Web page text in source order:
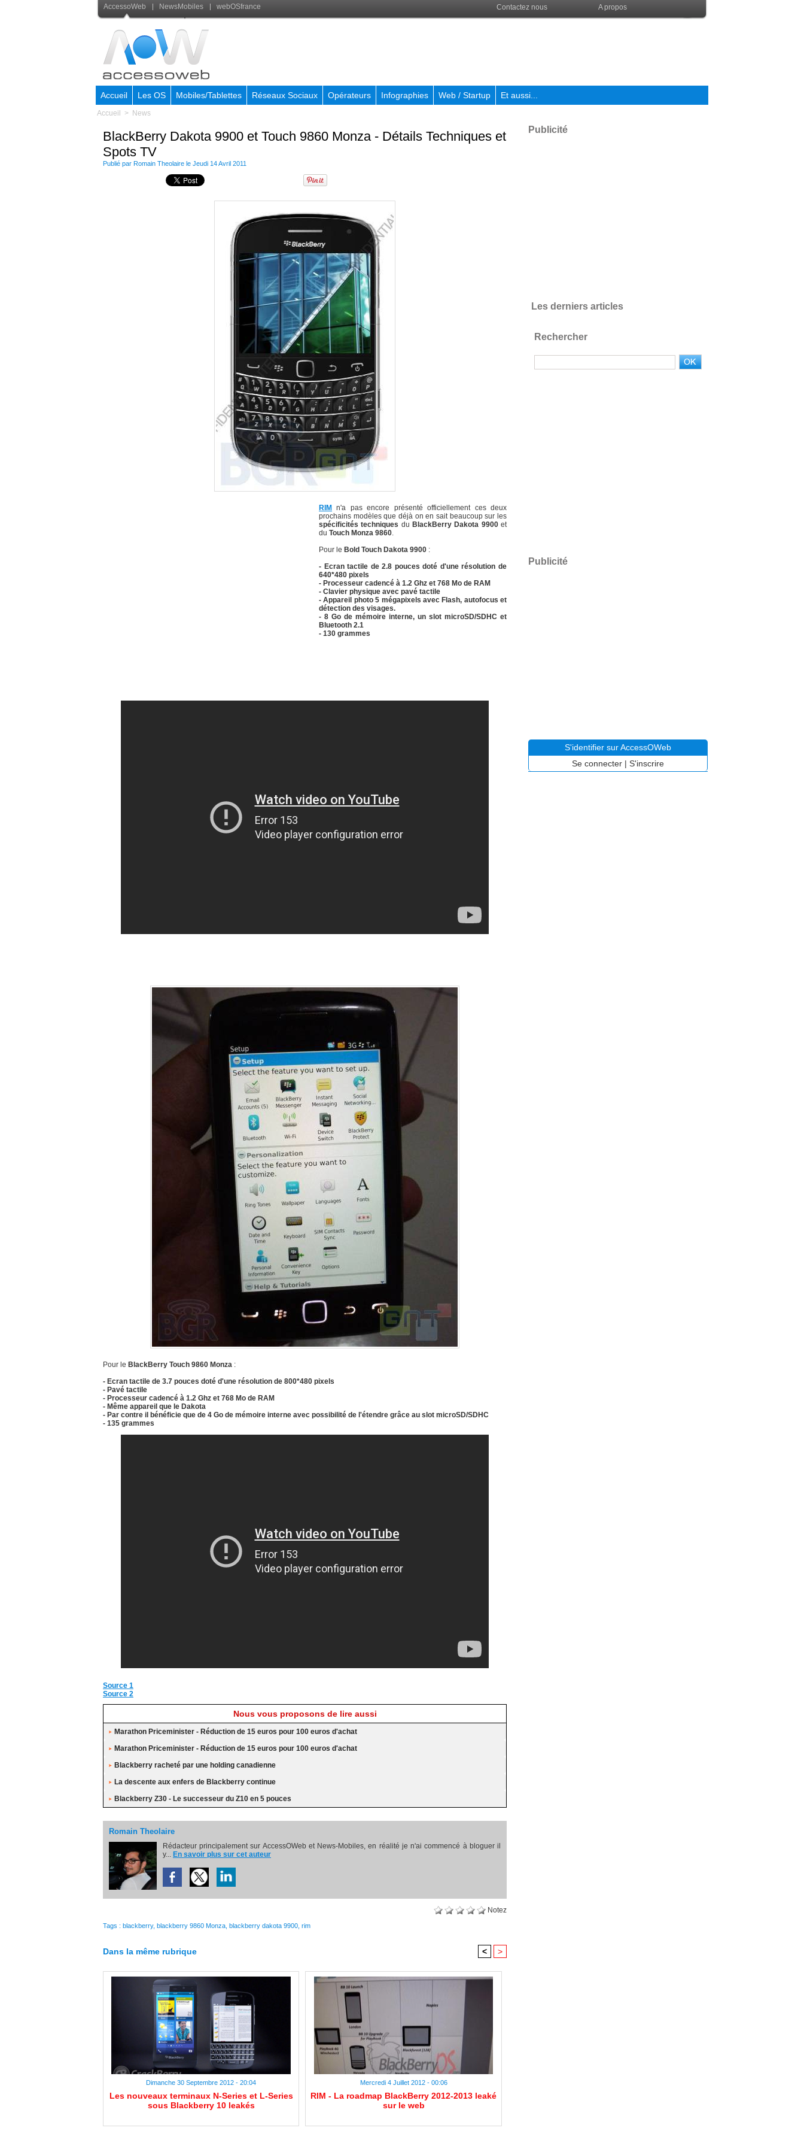
AccessoWeb NewsMobiles webOSfrance Contactez nous A propos
Accueil Les OS Mobiles/Tablettes Réseaux Sociaux Opérateurs Infographies Web / Startup Et aussi...
Accueil > News
BlackBerry Dakota 9900 et Touch 9860 Monza - Détails Techniques et
Spots TV
Publié par Romain Theolaire le Jeudi 14 Avril 2011
RIM
n'a pas encore présenté officiellement ces deux
prochains modèles que déjà on en sait beaucoup sur les
spécificités techniques du BlackBerry Dakota 9900et
du Touch Monza 9860.
Pour le Bold Touch Dakota 9900 :
- Ecran tactile de 2.8 pouces doté d'une résolution de
640*480 pixels
- Processeur cadencé à 1.2 Ghz et 768 Mo de RAM
- Clavier physique avec pavé tactile
- Appareil photo 5 mégapixels avec Flash, autofocus et
détection des visages.
- 8 Go de mémoire interne, un slot microSD/SDHC et
Bluetooth 2.1
- 130 grammes
Pour le BlackBerry Touch 9860 Monza :
- Ecran tactile de 3.7 pouces doté d'une résolution de 800*480 pixels
- Pavé tactile
- Processeur cadencé à 1.2 Ghz et 768 Mo de RAM
- Même appareil que le Dakota
- Par contre il bénéficie que de 4 Go de mémoire interne avec possibilité de l'étendre grâce au slot microSD/SDHC
- 135 grammes
Source 1
Source 2
Nous vous proposons de lire aussi
Marathon Priceminister - Réduction de 15 euros pour 100 euros d'achat
Marathon Priceminister - Réduction de 15 euros pour 100 euros d'achat
Blackberry racheté par une holding canadienne
La descente aux enfers de Blackberry continue
Blackberry Z30 - Le successeur du Z10 en 5 pouces
Romain Theolaire
Rédacteur principalement sur AccessOWeb et News-Mobiles, en réalité je n'ai commencé à bloguer il
y... En savoir plus sur cet auteur
Notez
Tags : blackberry, blackberry 9860 Monza blackberry dakota 9900 rim
Dans la même rubrique < >
Dimanche 30 Septembre 2012 - 20:04
Les nouveaux terminaux N-Series et L-Series
sous Blackberry 10 leakés
Mercredi 4 Juillet 2012 - 00:06
RIM - La roadmap BlackBerry 2012-2013 leaké
sur le web
Publicité
Les derniers articles
Rechercher
Publicité
S'identifier sur AccessOWeb
Se connecter | S'inscrire